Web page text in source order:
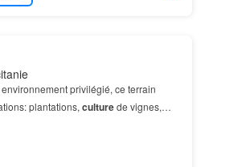
environnement privilégié, ce terrain
plantations, culturede vignes,